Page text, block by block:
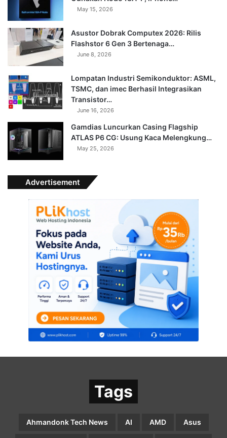
May 15, 2026
Asustor Dobrak Computex 2026: Rilis
Flashstor 6 Gen 3 Bertenaga…
June 8, 2026
Lompatan Industri Semikonduktor: ASML,
TSMC, dan imec Berhasil Integrasikan
Transistor…
June 16, 2026
Gamdias Luncurkan Casing Flagship
ATLAS P6 CG: Usung Kaca Melengkung…
May 25, 2026
Advertisement
Tags
Ahmandonk Tech News AI AMD Asus